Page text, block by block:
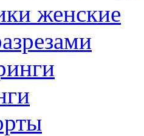
женские